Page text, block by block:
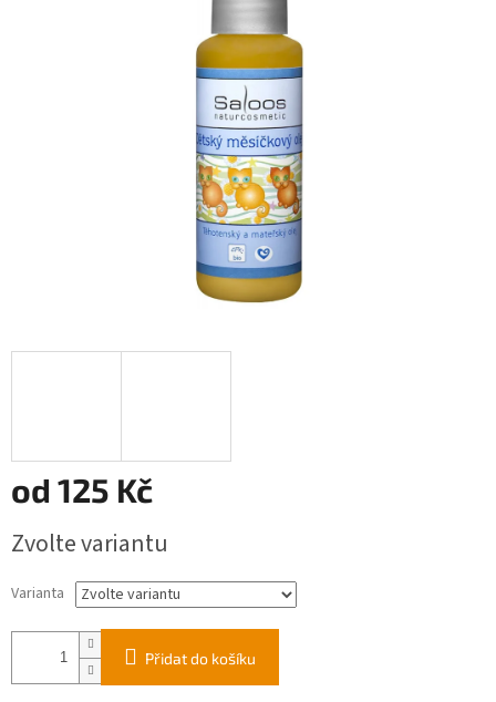
od 125 Kč
cena:
Zvolte variantu
Varianta
Přidat do košíku